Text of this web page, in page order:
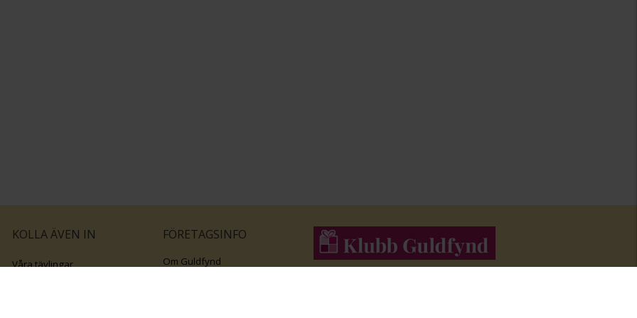
KOLLA ÄVEN IN
Våra tävlingar
FÖRETAGSINFO
Om Guldfynd